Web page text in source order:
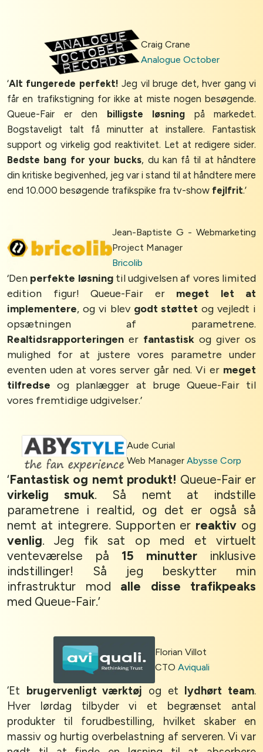
Craig Crane
Analogue October
‘Alt fungerede perfekt! Jeg vil bruge det, hver gang vi
får en trafikstigning for ikke at miste nogen besøgende.
Queue-Fair er den billigste løsning på markedet.
Bogstaveligt talt få minutter at installere. Fantastisk
support og virkelig god reaktivitet. Let at redigere sider.
Bedste bang for your bucks, du kan få til at håndtere
din kritiske begivenhed, jeg var i stand til at håndtere mere
end 10.000 besøgende trafikspike fra tv-show fejlfrit.’
Jean-Baptiste G - Webmarketing
Project Manager
Bricolib
‘Den perfekte løsningtil udgivelsen af vores limited
edition figur! Queue-Fair er meget let at
implementere, og vi blev godt støttet og vejledt i
opsætningen af parametrene.
Realtidsrapporteringen er fantastisk og giver os
mulighed for at justere vores parametre under
eventen uden at vores server går ned. Vi er meget
tilfredse og planlægger at bruge Queue-Fair til
vores fremtidige udgivelser.’
Aude Curial
Web ManagerAbysse Corp
‘Fantastisk og nemt produkt! Queue-Fair er
virkelig smuk. Så nemt at indstille
parametrene i realtid, og det er også så
nemt at integrere. Supporten er reaktiv og
venlig. Jeg fik sat op med et virtuelt
venteværelse på 15 minutter inklusive
indstillinger! Så jeg beskytter min
infrastruktur mod alle disse trafikpeaks
med Queue-Fair.’
Florian Villot
CTOAviquali
‘Et brugervenligt værktøj og et lydhørt team.
Hver lørdag tilbyder vi et begrænset antal
produkter til forudbestilling, hvilket skaber en
massiv og hurtig overbelastning af serveren. Vi var